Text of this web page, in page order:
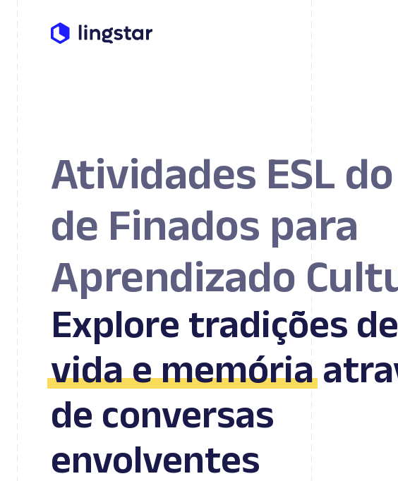
Atividades ESL
de Finados para
Aprendizado
Explore tradições de
vida e memória
de conversas
envolventes